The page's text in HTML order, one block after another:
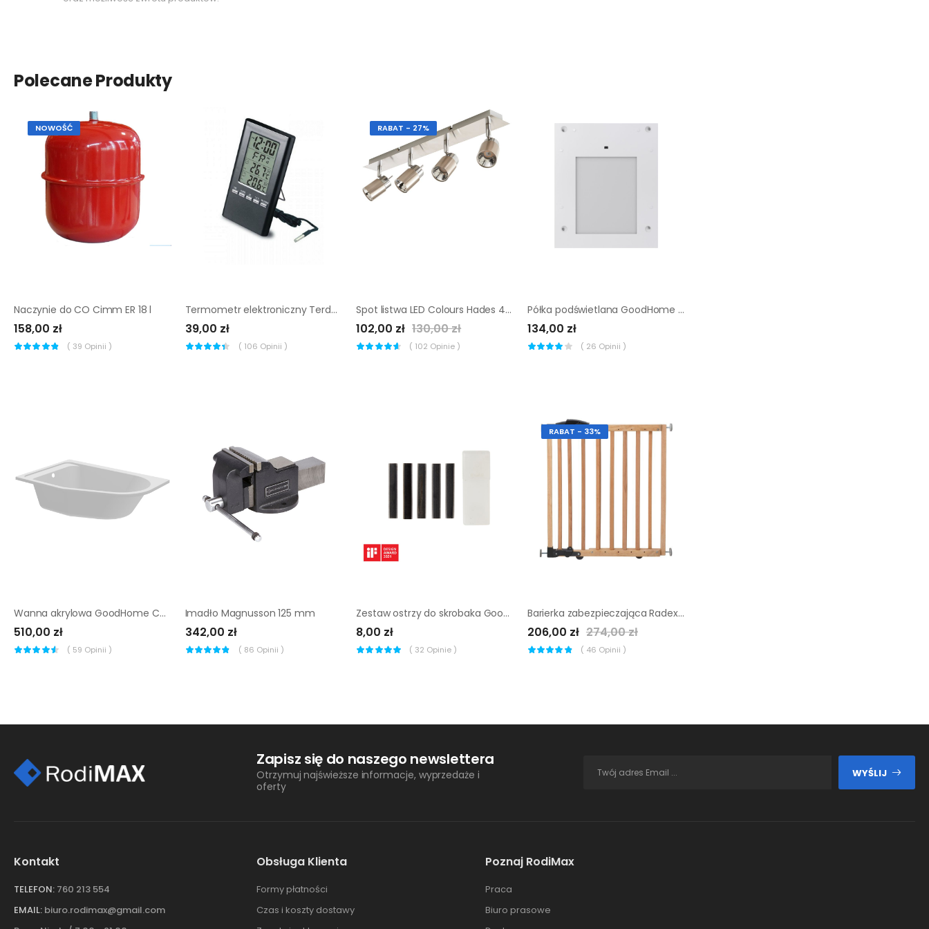
Polecane Produkty
NOWOŚĆ
Naczynie do CO Cimm ER 18 l
158,00 zł
( 39 Opinii )
Termometr elektroniczny Terdens 1508
39,00 zł
( 106 Opinii )
RABAT - 27%
Spot listwa LED Colours Hades 4 x 4 W satyna
102,00 zł 130,00 zł
( 102 Opinie )
Półka podświetlana GoodHome Caraway 30 cm
134,00 zł
( 26 Opinii )
Wanna akrylowa GoodHome Cavally 145 x 95 cm lewa asymetryczna
510,00 zł
( 59 Opinii )
Imadło Magnusson 125 mm
342,00 zł
( 86 Opinii )
Zestaw ostrzy do skrobaka GoodHome 5 szt
8,00 zł
( 32 Opinie )
RABAT - 33%
Barierka zabezpieczająca Radex Nina 68 -102 cm drewno
206,00 zł 274,00 zł
( 46 Opinii )
Zapisz się do naszego newslettera
Otrzymuj najświeższe informacje, wyprzedaże i
oferty
WYŚLIJ
Kontakt
TELEFON: 760 213 554
EMAIL: biuro.rodimax@gmail.com
Obsługa Klienta
Formy płatności
Czas i koszty dostawy
Poznaj RodiMax
Praca
Biuro prasowe